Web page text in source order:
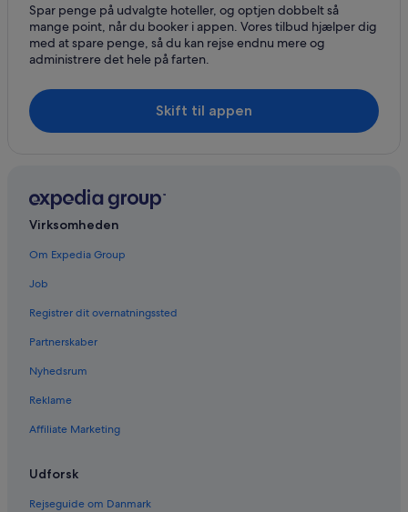
Spar penge på udvalgte hoteller, og optjen dobbelt så
mange point, når du booker i appen. Vores tilbud hjælper dig
med at spare penge, så du kan rejse endnu mere og
administrere det hele på farten.
Skift til appen
Virksomheden
Om Expedia Group
Job
Registrer dit overnatningssted
Partnerskaber
Nyhedsrum
Reklame
Affiliate Marketing
Udforsk
Rejseguide om Danmark